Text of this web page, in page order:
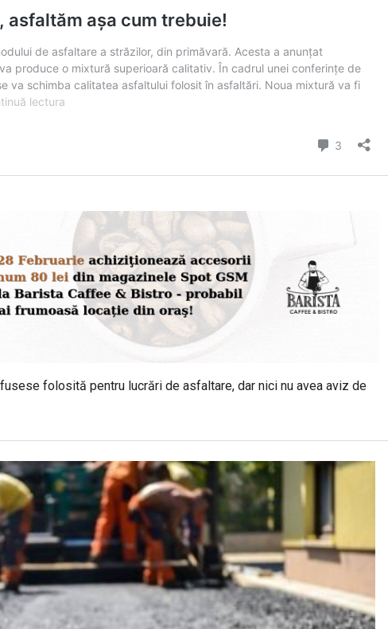
folosită pentru lucrări de asfaltare, dar nici nu avea aviz de